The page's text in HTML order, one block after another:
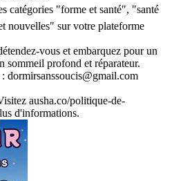
catégories "forme et santé", "santé
nouvelles" sur votre plateforme
vous et embarquez pour un
sommeil profond et réparateur.
dormirsanssoucis@gmail.com
ausha.co/politique-de-
d'informations.